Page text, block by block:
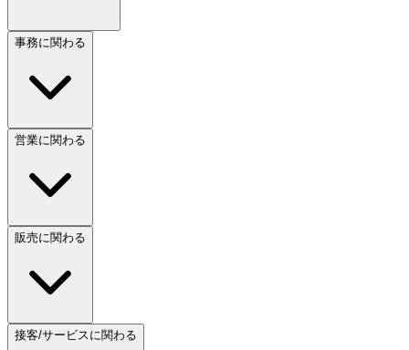
事務に関わる
営業に関わる
販売に関わる
接客/サービスに関わる